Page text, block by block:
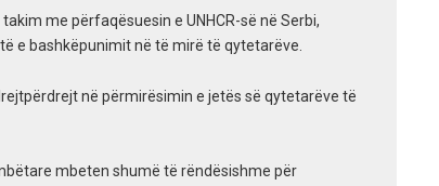
me përfaqësuesin e UNHCR-së në Serbi,
e bashkëpunimit në të mirë të qytetarëve.
në përmirësimin e jetës së qytetarëve të
mbeten shumë të rëndësishme për